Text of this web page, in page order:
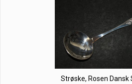
Strøske, Rosen Dansk